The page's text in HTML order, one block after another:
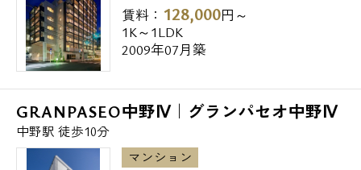
賃料： 128,000円～
1K～1LDK
2009年07月築
GRANPASEO中野Ⅳ｜グランパセオ中野Ⅳ
中野駅 徒歩10分
マンション